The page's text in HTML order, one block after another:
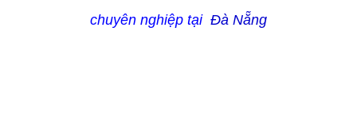
chuyên nghiệp tại Đà Nẵng